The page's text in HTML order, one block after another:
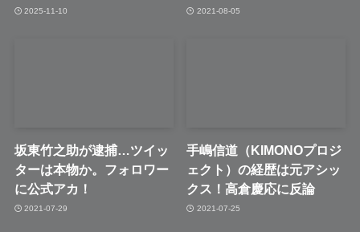
2025-11-10 2021-08-05
坂東竹之助が逮捕…ツイッ
ターは本物か。フォロワー
に公式アカ！
2021-07-29
手嶋信道（KIMONOプロジ
ェクト）の経歴は元アシッ
クス！高倉慶応に反論
2021-07-25